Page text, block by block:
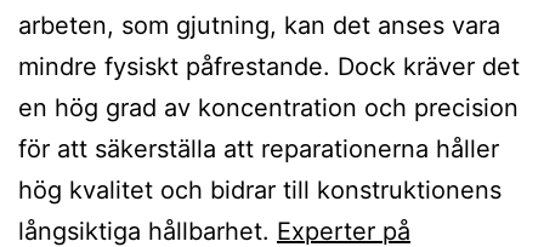
arbeten, som gjutning, kan det anses vara
mindre fysiskt påfrestande. Dock kräver det
en hög grad av koncentration och precision
för att säkerställa att reparationerna håller
hög kvalitet och bidrar till konstruktionens
långsiktiga hållbarhet. Experter på